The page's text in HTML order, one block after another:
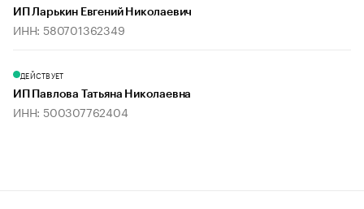
ИП Ларькин Евгений Николаевич
ИНН: 580701362349
ДЕЙСТВУЕТ
ИП Павлова Татьяна Николаевна
ИНН: 500307762404